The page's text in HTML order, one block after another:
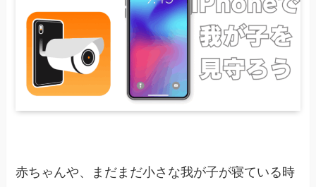
赤ちゃんや、まだまだ小さな我が子が寝ている時